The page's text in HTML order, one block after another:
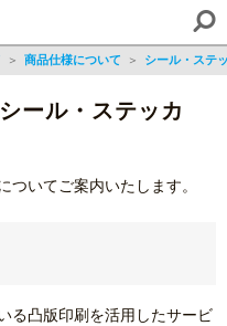
＞ 商品仕様について ＞ シール・ステ
ール・ステッカ
ついてご案内いたします。
る凸版印刷を活用したサービ